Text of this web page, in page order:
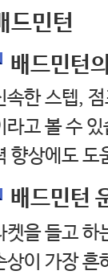
드민턴
배드민턴
속한 스텝,
라고 볼 수
향상에도 도
배드민턴
켓을 들고 하
상이 가장 흔